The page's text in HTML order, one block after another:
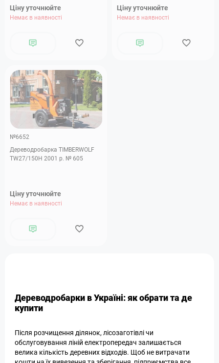
Ціну уточнюйте
Немає в наявності
Ціну уточнюйте
Немає в наявності
№6652
Дереводробарка TIMBERWOLF
TW27/150H 2001 р. № 605
Ціну уточнюйте
Немає в наявності
Дереводробарки в Україні: як обрати та де
купити
Після розчищення ділянок, лісозаготівлі чи
обслуговування ліній електропередач залишається
велика кількість деревних відходів. Щоб не витрачати